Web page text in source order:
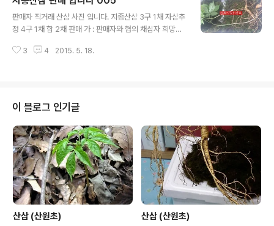
다. 또한 산삼에 대한 부분은 여러가지 관념상 넘 큰 기대나
실망을 하지 마시고...순수한 맘으로 받아 주시기 바랍니다.
전체 근접사진을 꼭 올려 주시기 바랍니다. 의뢰한 산삼에
판매자 직거래 산삼 사진 입니다. 지종산삼 3구 1채 자삼추
정 4구 1채 합 2채 판매 가 : 판매자와 협의 채심자 희망가
식 소견서 이므로 절대적이지 아니 함을 고지 합니다. 안녕
하시면 됩니다. 또한 산삼에 대한 부분은 여러가지 관념상
넘 큰 기대나 실망을 하지 마시고...순수한 맘으로 받아 주
시기 바랍니다. 추가로 사진으로 감정을 의뢰 할시 근접 사
진 노두 부분과 전체 근접사진을 꼭 올려 주시기 바랍니다.
의뢰한 산삼에 대한 부분입니다. 협회 감정 기준에 의거해
봤을..
3 4 2015. 5. 18.
이 블로그 인기글
산삼 (산원초) 산삼 (산원초)